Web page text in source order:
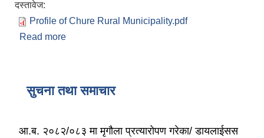
दस्तावेज:
Profile of Chure Rural Municipality.pdf
Read more
सुचना तथा समाचार
आ.ब. २०८२/०८३ मा मृगौला प्रत्यारोपण गरेका/ डायलाईसस